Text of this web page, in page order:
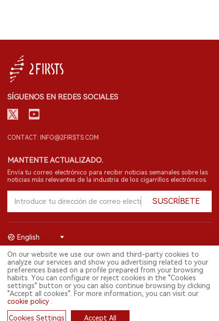
SÍGUENOS EN REDES SOCIALES
CONTACT: INFO@2FIRSTS.COM
MANTENTE ACTUALIZADO.
Envía tu correo electrónico para recibir noticias semanales sobre las
noticias más relevantes de la industria de los cigarrillos electrónicos.
SUSCRÍBETE
© 2026 Shenzhen 2FIRSTS Technology Co.,Ltd. Todos los derechos
reservados.
2FIRSTS solo es accesible para profesionales de la industria,
investigadores, medios y otros profesionales. El acceso por menores
está prohibido.
Este sitio web presta servicios a usuarios fuera del territorio chino
continental. Para usuarios en la China continental, por favor
visitahttps://cn.2firsts.com
English
On our website we use our own and third-party cookies to
analyze our services and show you advertising related to your
preferences based on a profile prepared from your browsing
habits. You can configure or reject cookies in the "Cookies
settings" button or you can also continue browsing by clicking
"Accept all cookies". For more information, you can visit our
cookie policy
Cookies Settings Accept All